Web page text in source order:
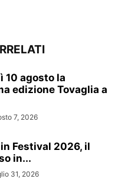
10 agosto la
edizione Tovaglia a
7, 2026
Festival 2026, il
in...
31, 2026